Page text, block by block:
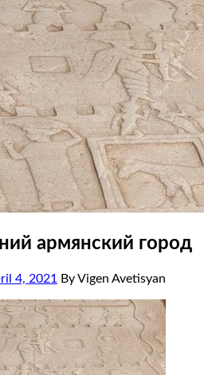
армянский город
4, 2021 By Vigen Avetisyan